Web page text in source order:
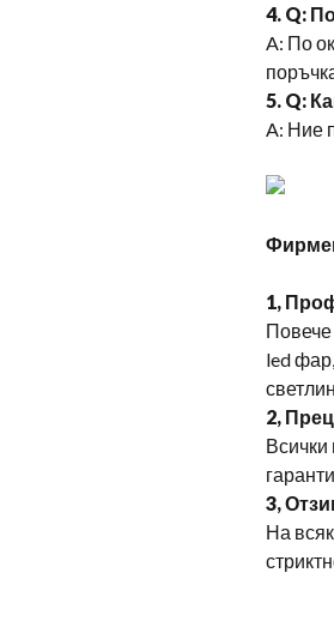
4. Q:
A: По
5. Q:
A: Ние
1,
Повече
led
2,
Всички
3,
На